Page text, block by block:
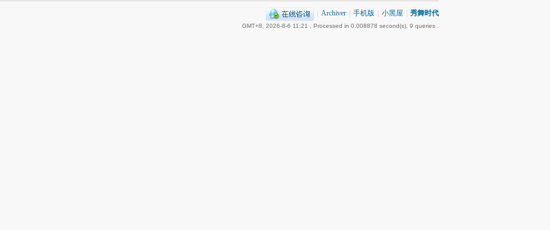
Archiver 手机版 小黑屋 秀舞时代
GMT+8, 2026-8-6 11:21 , Processed in 0.008878 second(s), 9 queries .